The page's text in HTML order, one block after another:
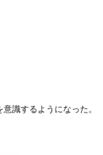
識するようになった。